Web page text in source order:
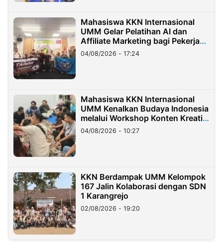
Mahasiswa KKN Internasional
UMM Gelar Pelatihan AI dan
Affiliate Marketing bagi Pekerja
Migran Indonesia di Taiwan
04/08/2026 - 17:24
Mahasiswa KKN Internasional
UMM Kenalkan Budaya Indonesia
melalui Workshop Konten Kreatif
di Taiwan
04/08/2026 - 10:27
KKN Berdampak UMM Kelompok
167 Jalin Kolaborasi dengan SDN
1 Karangrejo
02/08/2026 - 19:20